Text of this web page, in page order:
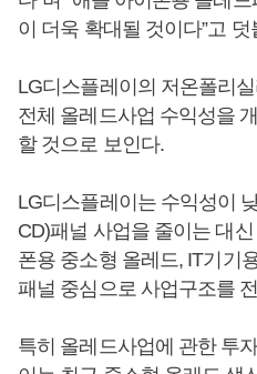
이 더욱 확대될 것이다”고 덧
LG디스플레이의 저온폴리
전체 올레드사업 수익성을
할 것으로 보인다.
LG디스플레이는 수익성이
CD)패널 사업을 줄이는 대
폰용 중소형 올레드, IT기기
패널 중심으로 사업구조를
특히 올레드사업에 관한 투